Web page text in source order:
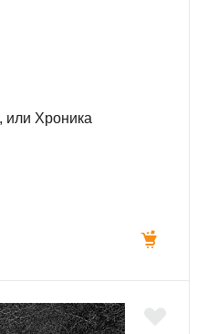
или Хроника